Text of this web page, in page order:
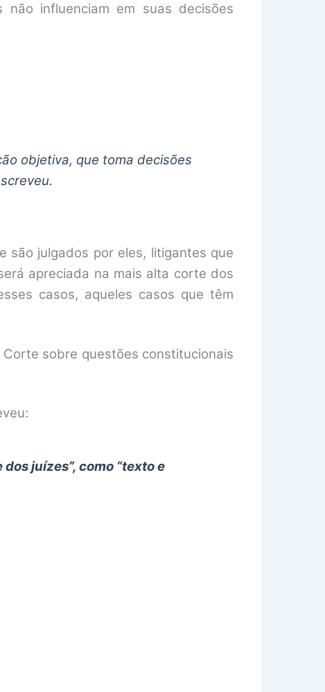
influenciam em suas decisões
objetiva, que toma decisões
são julgados por eles, litigantes que
apreciada na mais alta corte dos
casos, aqueles casos que têm
sobre questões constitucionais
juízes”, como “texto e